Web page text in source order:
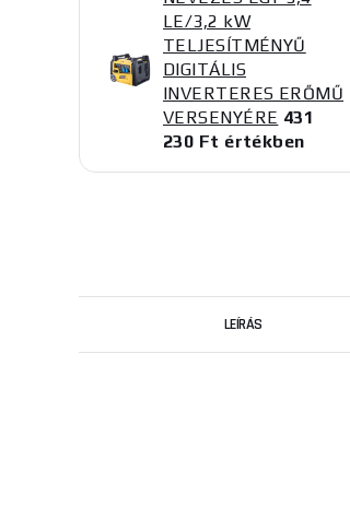
LE/3,2 kW
TELJESÍTMÉNYŰ
DIGITÁLIS
INVERTERES ERŐMŰ
VERSENYÉRE 431
230 Ft értékben
LEÍRÁS